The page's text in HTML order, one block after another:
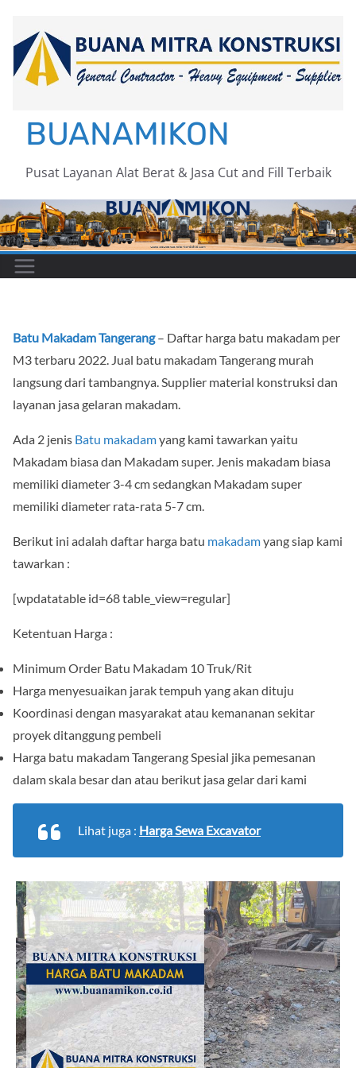
content
BUANAMIKON
Pusat Layanan Alat Berat & Jasa Cut and Fill Terbaik
Batu Makadam Tangerang– Daftar harga batu makadam per
M3 terbaru 2022. Jual batu makadam Tangerang murah
langsung dari tambangnya. Supplier material konstruksi dan
layanan jasa gelaran makadam.
Ada 2 jenis Batu makadamyang kami tawarkan yaitu
Makadam biasa dan Makadam super. Jenis makadam biasa
memiliki diameter 3-4 cm sedangkan Makadam super
memiliki diameter rata-rata 5-7 cm.
Berikut ini adalah daftar harga batu makadamyang siap kami
tawarkan :
[wpdatatable id=68 table_view=regular]
Ketentuan Harga :
Minimum Order Batu Makadam 10 Truk/Rit
Harga menyesuaikan jarak tempuh yang akan dituju
Koordinasi dengan masyarakat atau kemananan sekitar
proyek ditanggung pembeli
Harga batu makadam Tangerang Spesial jika pemesanan
dalam skala besar dan atau berikut jasa gelar dari kami
Lihat juga : Harga Sewa Excavator